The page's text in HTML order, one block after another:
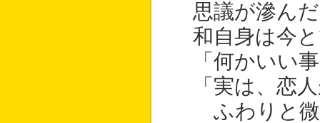
思議が滲ん
和自身は今
「何かいい
「実は、恋
ふわりと微